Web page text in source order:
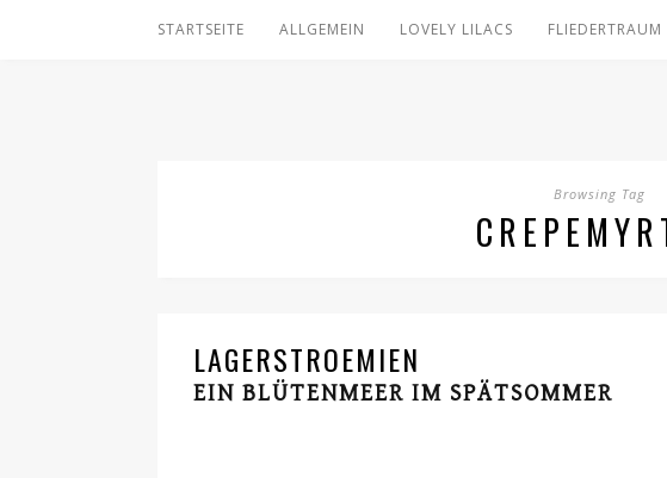
STARTSEITE ALLGEMEIN LOVELY LILACS FLIEDERTRAUM
Browsing Tag
LAGERSTROEMIEN
EIN BLÜTENMEER IM SPÄTSOMMER